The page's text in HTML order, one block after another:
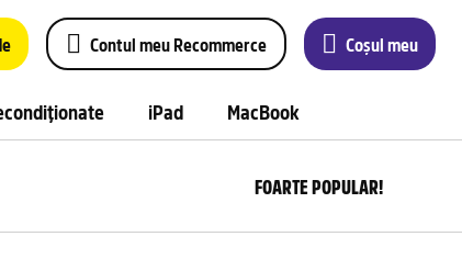
Contul meu Recommerce Coșul meu
iPad MacBook
FOARTE POPULAR!